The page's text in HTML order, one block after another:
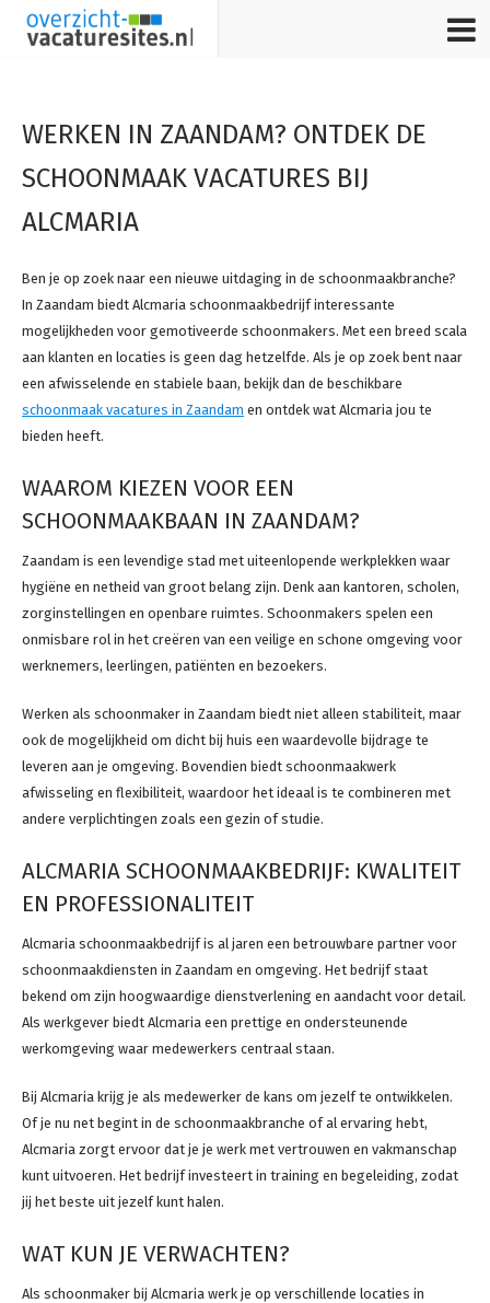
Stuur bijdrage in
WERKEN IN ZAANDAM? ONTDEK DE
SCHOONMAAK VACATURES BIJ
ALCMARIA
Ben je op zoek naar een nieuwe uitdaging in de schoonmaakbranche?
In Zaandam biedt Alcmaria schoonmaakbedrijf interessante
mogelijkheden voor gemotiveerde schoonmakers. Met een breed scala
aan klanten en locaties is geen dag hetzelfde. Als je op zoek bent naar
een afwisselende en stabiele baan, bekijk dan de beschikbare
schoonmaak vacatures in Zaandam en ontdek wat Alcmaria jou te
bieden heeft.
WAAROM KIEZEN VOOR EEN
SCHOONMAAKBAAN IN ZAANDAM?
Zaandam is een levendige stad met uiteenlopende werkplekken waar
hygiëne en netheid van groot belang zijn. Denk aan kantoren, scholen,
zorginstellingen en openbare ruimtes. Schoonmakers spelen een
onmisbare rol in het creëren van een veilige en schone omgeving voor
werknemers, leerlingen, patiënten en bezoekers.
Werken als schoonmaker in Zaandam biedt niet alleen stabiliteit, maar
ook de mogelijkheid om dicht bij huis een waardevolle bijdrage te
leveren aan je omgeving. Bovendien biedt schoonmaakwerk
afwisseling en flexibiliteit, waardoor het ideaal is te combineren met
andere verplichtingen zoals een gezin of studie.
ALCMARIA SCHOONMAAKBEDRIJF: KWALITEIT
EN PROFESSIONALITEIT
Alcmaria schoonmaakbedrijf is al jaren een betrouwbare partner voor
schoonmaakdiensten in Zaandam en omgeving. Het bedrijf staat
bekend om zijn hoogwaardige dienstverlening en aandacht voor detail.
Als werkgever biedt Alcmaria een prettige en ondersteunende
werkomgeving waar medewerkers centraal staan.
Bij Alcmaria krijg je als medewerker de kans om jezelf te ontwikkelen.
Of je nu net begint in de schoonmaakbranche of al ervaring hebt,
Alcmaria zorgt ervoor dat je je werk met vertrouwen en vakmanschap
kunt uitvoeren. Het bedrijf investeert in training en begeleiding, zodat
jij het beste uit jezelf kunt halen.
WAT KUN JE VERWACHTEN?
Als schoonmaker bij Alcmaria werk je op verschillende locaties in